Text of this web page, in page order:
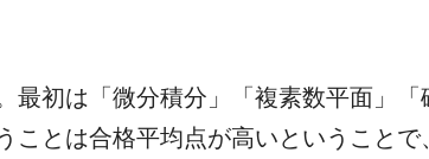
初は「微分積分」「複素数平面」
とは合格平均点が高いということ